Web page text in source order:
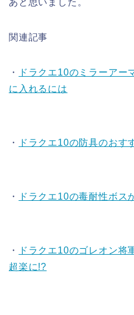
あと思いました。
関連記事
・
ドラクエ10のミラーアー
に入れるには
・ ドラクエ10の防具のおす
・ ドラクエ10の毒耐性ボス
・
ドラクエ10のゴレオン将
超楽に!?